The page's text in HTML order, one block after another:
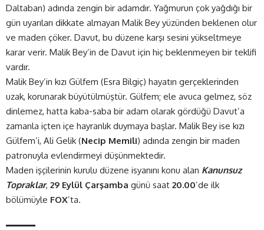
Daltaban) adında zengin bir adamdır. Yağmurun çok yağdığı bir
gün uyarıları dikkate almayan Malik Bey yüzünden beklenen olur
ve maden çöker. Davut, bu düzene karşı sesini yükseltmeye
karar verir. Malik Bey’in de Davut için hiç beklenmeyen bir teklifi
vardır.
Malik Bey’in kızı Gülfem (Esra Bilgiç) hayatın gerçeklerinden
uzak, korunarak büyütülmüştür. Gülfem; ele avuca gelmez, söz
dinlemez, hatta kaba-saba bir adam olarak gördüğü Davut’a
zamanla içten içe hayranlık duymaya başlar. Malik Bey ise kızı
Gülfem’i, Ali Gelik (Necip Memili) adında zengin bir maden
patronuyla evlendirmeyi düşünmektedir.
Maden işçilerinin kurulu düzene isyanını konu alan Kanunsuz
Topraklar, 29 Eylül Çarşamba günü saat 20.00’de ilk
bölümüyle FOX’ta.